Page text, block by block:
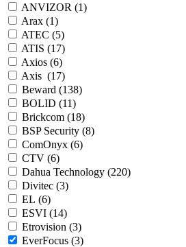
ANVIZOR (1)
Arax (1)
ATEC (5)
ATIS (17)
Axios (6)
Axis (17)
Beward (138)
BOLID (11)
Brickcom (18)
BSP Security (8)
ComOnyx (6)
CTV (6)
Dahua Technology (220)
Divitec (3)
EL (6)
ESVI (14)
Etrovision (3)
EverFocus (3)